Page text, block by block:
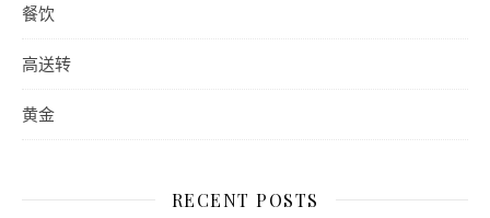
餐饮
高送转
黄金
RECENT POSTS